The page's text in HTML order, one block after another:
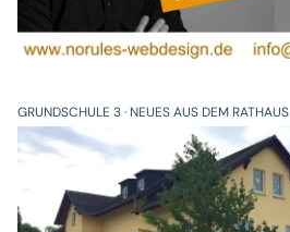
GRUNDSCHULE 3 NEUES AUS DEM RATHAUS